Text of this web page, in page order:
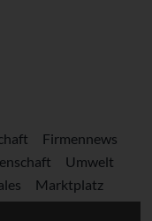
Firmennews
Umwelt
Marktplatz